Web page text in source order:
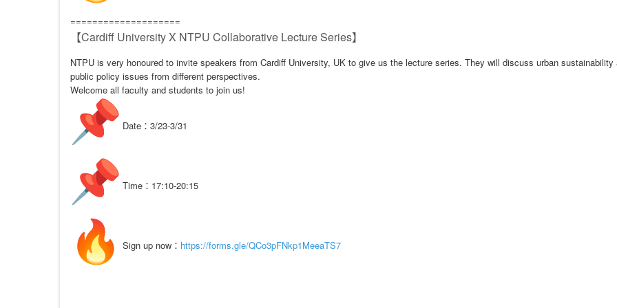
====================
【Cardiff University X NTPU Collaborative Lecture Series】
NTPU is very honoured to invite speakers from Cardiff University, UK to give us the lecture series. They will discuss urban sustainability
public policy issues from different perspectives.
Welcome all faculty and students to join us!
Date：3/23-3/31
Time：17:10-20:15
Sign up now： https://forms.gle/QCo3pFNkp1MeeaTS7